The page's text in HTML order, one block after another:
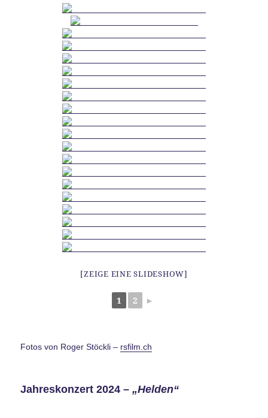
[ZEIGE EINE SLIDESHOW]
1 2 ►
Fotos von Roger Stöckli – rsfilm.ch
Jahreskonzert 2024 –„Helden“